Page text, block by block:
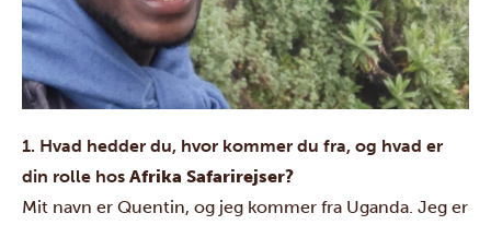
1. Hvad hedder du, hvor kommer du fra, og hvad er
din rolle hos Afrika Safarirejser?
Mit navn er Quentin, og jeg kommer fra Uganda. Jeg er